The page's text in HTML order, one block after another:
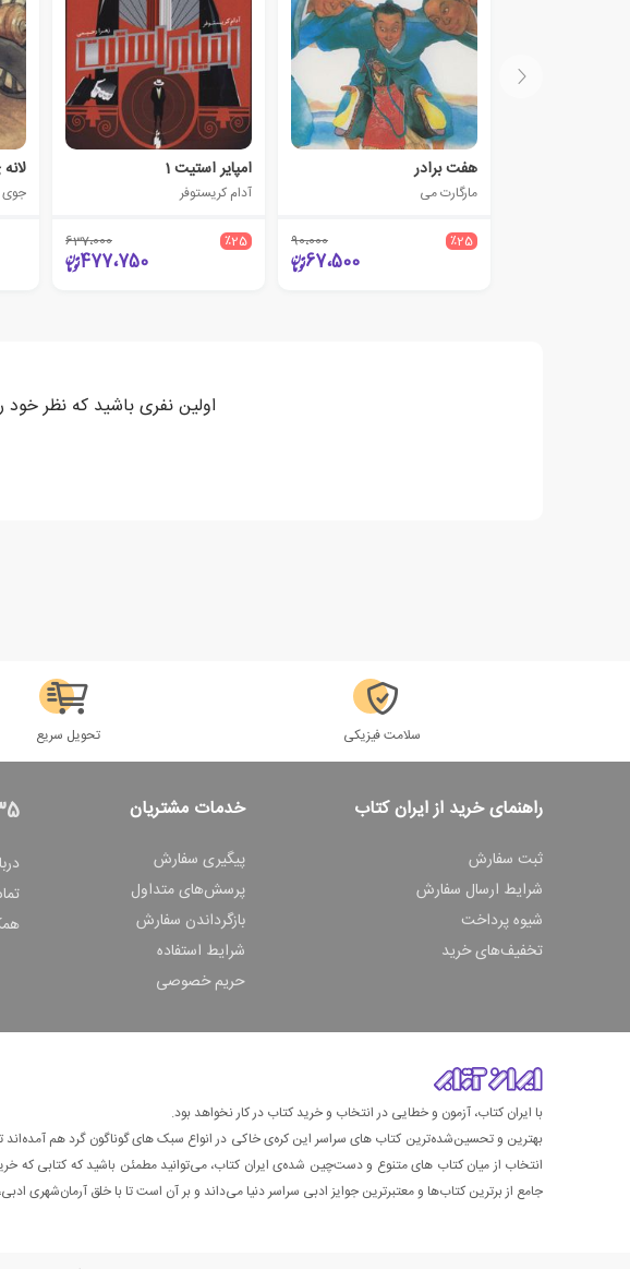
هفت برادر
مارگارت می
٪25 90،000
67،500
امپایر استیت 1
آدام کریستوفر
٪25 637،000
477،750
جوی
اولین نفری باشید که نظر خود
سلامت فیزیکی تحویل سریع
راهنمای خرید از ایران کتاب
ثبت سفارش
شرایط ارسال سفارش
شیوه پرداخت
تخفیف‌های خرید
خدمات مشتریان
پیگیری سفارش
پرسش‌های متداول
بازگرداندن سفارش
شرایط استفاده
حریم خصوصی
با ایران کتاب، آزمون و خطایی در انتخاب و خرید کتاب در کار نخواهد بود.
بهترین و تحسین‌شده‌ترین کتاب‌ های سراسر این کره‌ی خاکی در انواع سبک های گوناگون گرد هم آمده‌اند
انتخاب از میان کتاب های متنوع و دست‌چین شده‌ی ایران کتاب، می‌توانید مطمئن باشید که کتابی که
جامع از برترین کتاب‌ها و معتبرترین جوایز ادبی سراسر دنیا می‌داند و بر آن است تا با خلق آرمان‌شهری ادبی،